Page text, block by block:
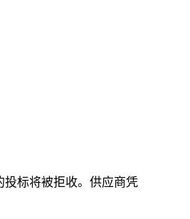
标将被拒收。供应商凭